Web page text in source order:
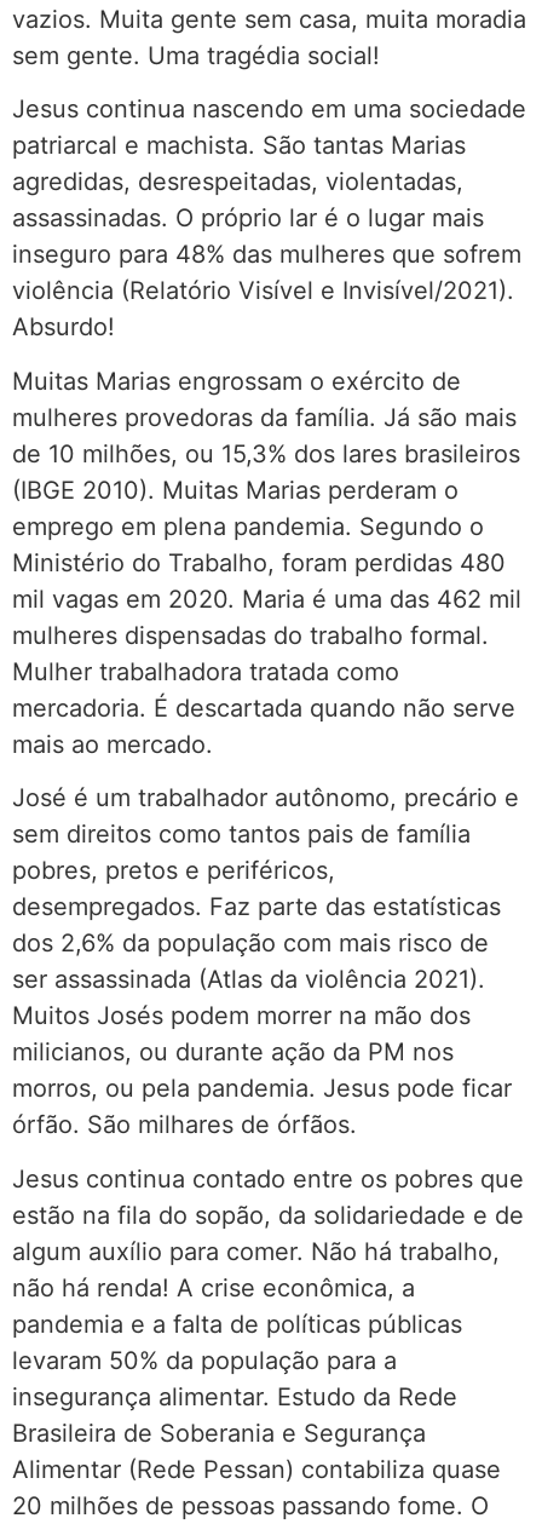
vazios. Muita gente sem casa, muita moradia
sem gente. Uma tragédia social!
Jesus continua nascendo em uma sociedade
patriarcal e machista. São tantas Marias
agredidas, desrespeitadas, violentadas,
assassinadas. O próprio lar é o lugar mais
inseguro para 48% das mulheres que sofrem
violência (Relatório Visível e Invisível/2021).
Absurdo!
Muitas Marias engrossam o exército de
mulheres provedoras da família. Já são mais
de 10 milhões, ou 15,3% dos lares brasileiros
(IBGE 2010). Muitas Marias perderam o
emprego em plena pandemia. Segundo o
Ministério do Trabalho, foram perdidas 480
mil vagas em 2020. Maria é uma das 462 mil
mulheres dispensadas do trabalho formal.
Mulher trabalhadora tratada como
mercadoria. É descartada quando não serve
mais ao mercado.
José é um trabalhador autônomo, precário e
sem direitos como tantos pais de família
pobres, pretos e periféricos,
desempregados. Faz parte das estatísticas
dos 2,6% da população com mais risco de
ser assassinada (Atlas da violência 2021).
Muitos Josés podem morrer na mão dos
milicianos, ou durante ação da PM nos
morros, ou pela pandemia. Jesus pode ficar
órfão. São milhares de órfãos.
Jesus continua contado entre os pobres que
estão na fila do sopão, da solidariedade e de
algum auxílio para comer. Não há trabalho,
não há renda! A crise econômica, a
pandemia e a falta de políticas públicas
levaram 50% da população para a
insegurança alimentar. Estudo da Rede
Brasileira de Soberania e Segurança
Alimentar (Rede Pessan) contabiliza quase
20 milhões de pessoas passando fome. O